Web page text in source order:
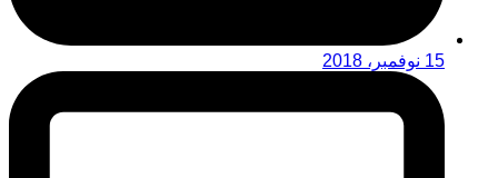
15 نوفمبر، 2018